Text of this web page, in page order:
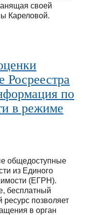
своей
Кареловой.
Росреестра
по
в режиме
общедоступные
из Единого
(ЕГРН).
бесплатный
позволяет
в орган